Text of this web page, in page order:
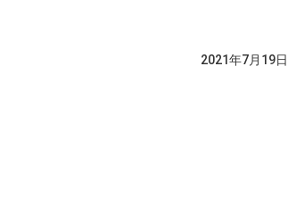
2021年7月19日